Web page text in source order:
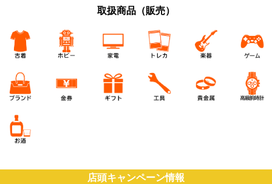
取扱商品（販売）
店頭キャンペーン情報